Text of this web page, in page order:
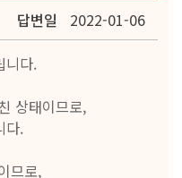
(학사학위)
정
답변일 2022-01-06
니다.
상태이므로,
다.
므로,